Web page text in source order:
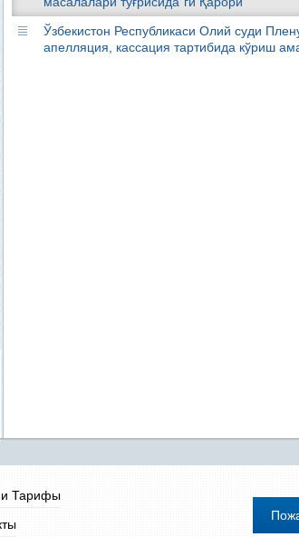
Ўзбекистон Республикаси Олий суди
апелляция, кассация тартибида кўриш
Тарифы